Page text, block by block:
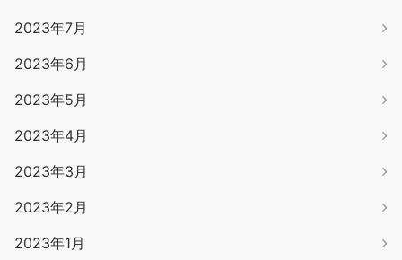
2023年7月
2023年6月
2023年5月
2023年4月
2023年3月
2023年2月
2023年1月